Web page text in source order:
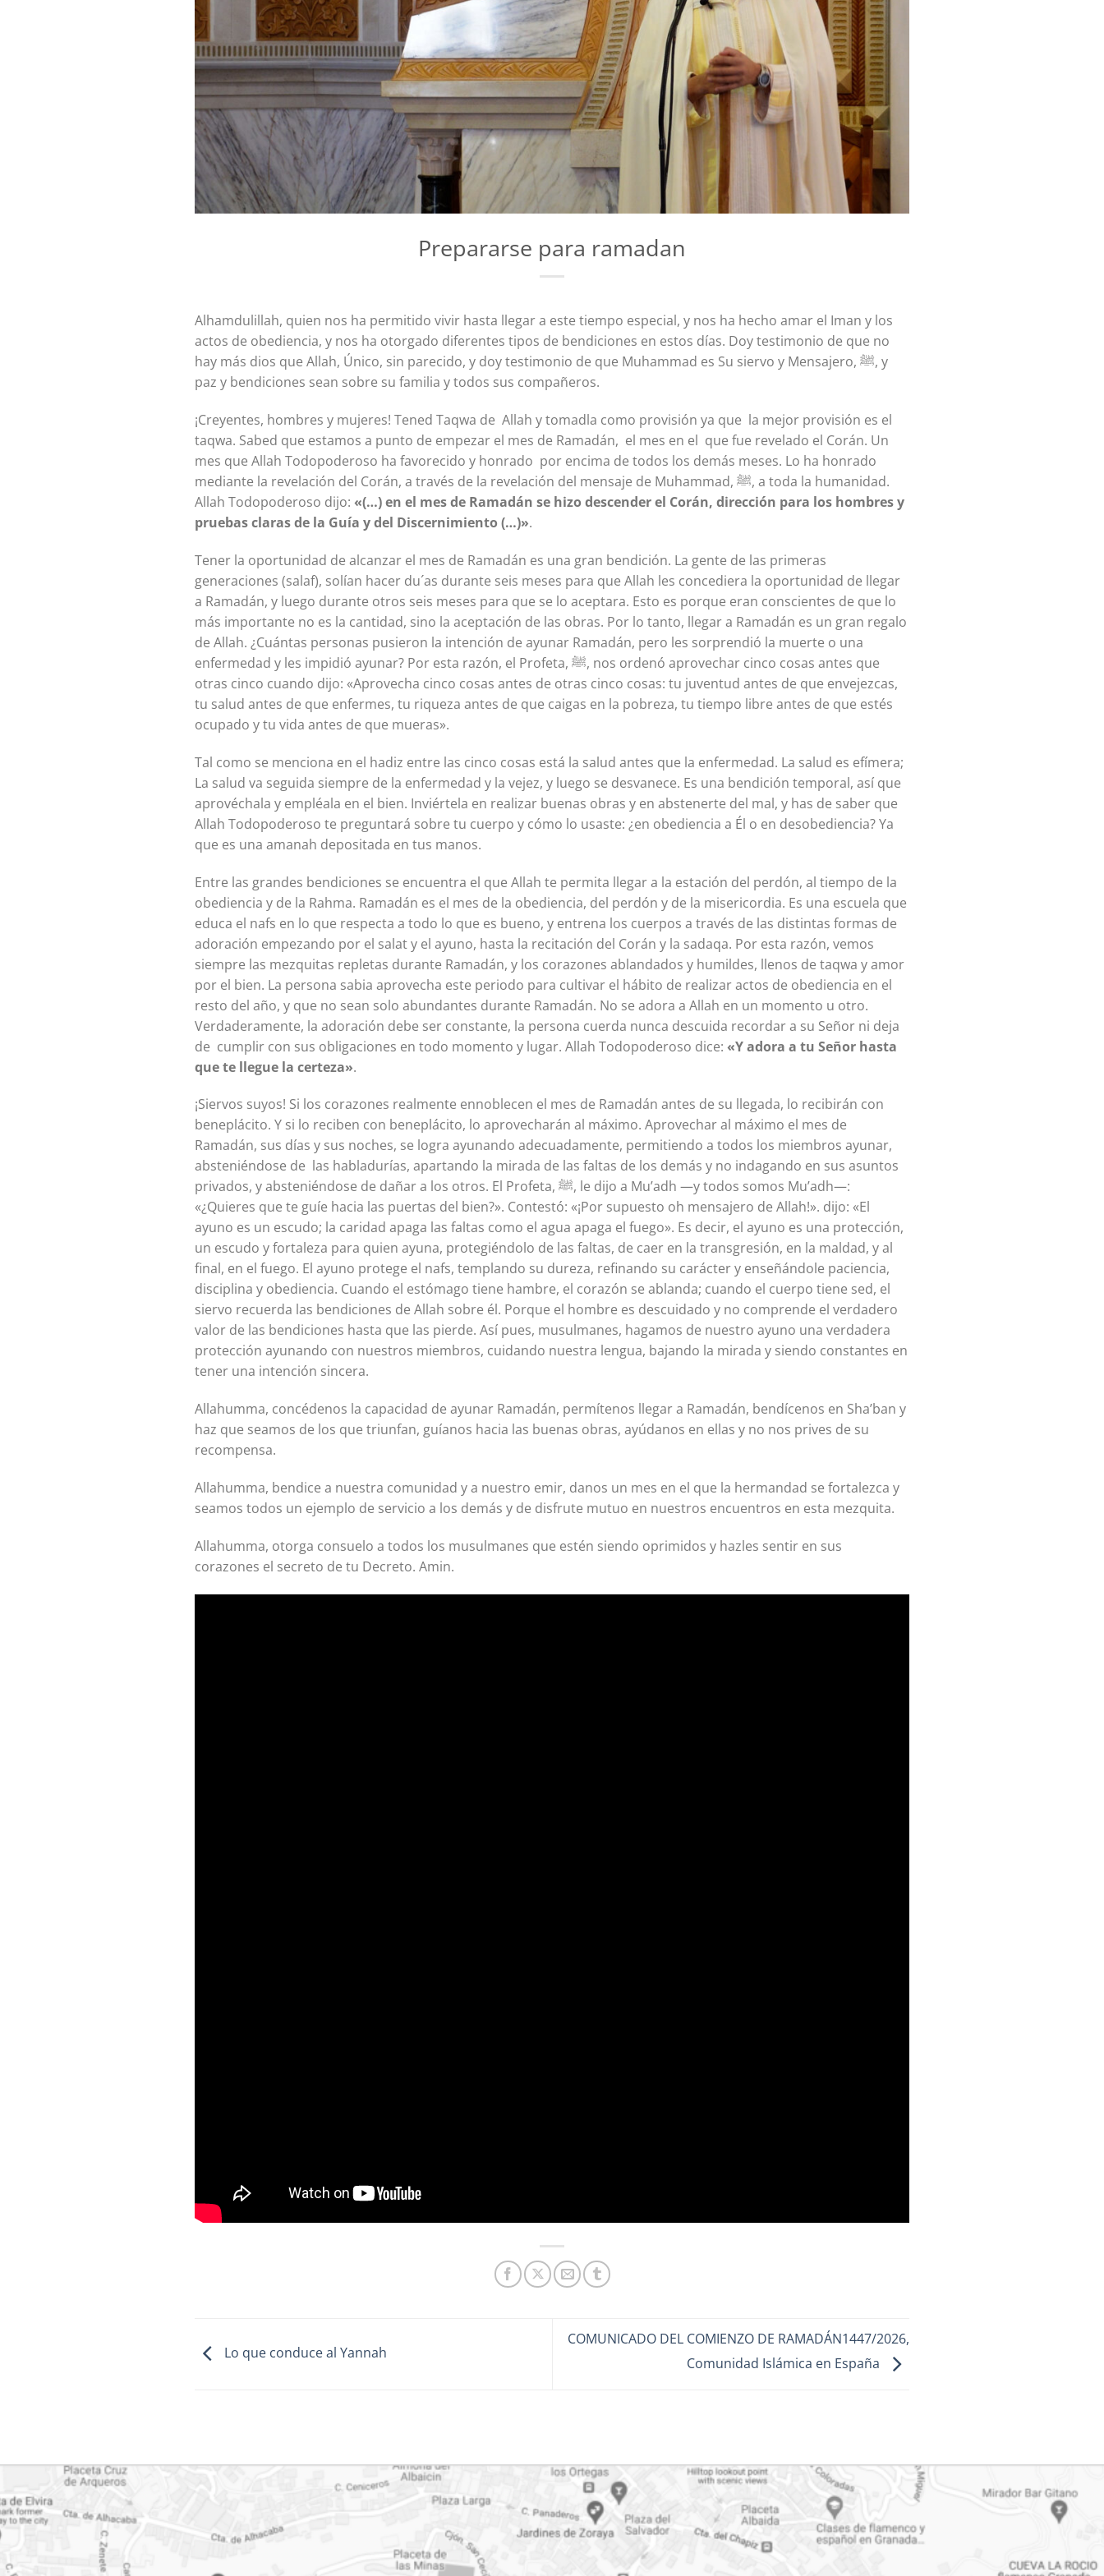
Prepararse para ramadan
Alhamdulillah, quien nos ha permitido vivir hasta llegar a este tiempo especial, y nos ha hecho amar el Iman y los
actos de obediencia, y nos ha otorgado diferentes tipos de bendiciones en estos días. Doy testimonio de que no
hay más dios que Allah, Único, sin parecido, y doy testimonio de que Muhammad es Su siervo y Mensajero, ﷺ, y
paz y bendiciones sean sobre su familia y todos sus compañeros.
¡Creyentes, hombres y mujeres! Tened Taqwa de Allah y tomadla como provisión ya que la mejor provisión es el
taqwa. Sabed que estamos a punto de empezar el mes de Ramadán, el mes en el que fue revelado el Corán. Un
mes que Allah Todopoderoso ha favorecido y honrado por encima de todos los demás meses. Lo ha honrado
mediante la revelación del Corán, a través de la revelación del mensaje de Muhammad, ﷺ, a toda la humanidad.
Allah Todopoderoso dijo: «(…) en el mes de Ramadán se hizo descender el Corán, dirección para los hombres y
pruebas claras de la Guía y del Discernimiento (…)».
Tener la oportunidad de alcanzar el mes de Ramadán es una gran bendición. La gente de las primeras
generaciones (salaf), solían hacer du´as durante seis meses para que Allah les concediera la oportunidad de llegar
a Ramadán, y luego durante otros seis meses para que se lo aceptara. Esto es porque eran conscientes de que lo
más importante no es la cantidad, sino la aceptación de las obras. Por lo tanto, llegar a Ramadán es un gran regalo
de Allah. ¿Cuántas personas pusieron la intención de ayunar Ramadán, pero les sorprendió la muerte o una
enfermedad y les impidió ayunar? Por esta razón, el Profeta, ﷺ, nos ordenó aprovechar cinco cosas antes que
otras cinco cuando dijo: «Aprovecha cinco cosas antes de otras cinco cosas: tu juventud antes de que envejezcas,
tu salud antes de que enfermes, tu riqueza antes de que caigas en la pobreza, tu tiempo libre antes de que estés
ocupado y tu vida antes de que mueras».
Tal como se menciona en el hadiz entre las cinco cosas está la salud antes que la enfermedad. La salud es efímera;
La salud va seguida siempre de la enfermedad y la vejez, y luego se desvanece. Es una bendición temporal, así que
aprovéchala y empléala en el bien. Inviértela en realizar buenas obras y en abstenerte del mal, y has de saber que
Allah Todopoderoso te preguntará sobre tu cuerpo y cómo lo usaste: ¿en obediencia a Él o en desobediencia? Ya
que es una amanah depositada en tus manos.
Entre las grandes bendiciones se encuentra el que Allah te permita llegar a la estación del perdón, al tiempo de la
obediencia y de la Rahma. Ramadán es el mes de la obediencia, del perdón y de la misericordia. Es una escuela que
educa el nafs en lo que respecta a todo lo que es bueno, y entrena los cuerpos a través de las distintas formas de
adoración empezando por el salat y el ayuno, hasta la recitación del Corán y la sadaqa. Por esta razón, vemos
siempre las mezquitas repletas durante Ramadán, y los corazones ablandados y humildes, llenos de taqwa y amor
por el bien. La persona sabia aprovecha este periodo para cultivar el hábito de realizar actos de obediencia en el
resto del año, y que no sean solo abundantes durante Ramadán. No se adora a Allah en un momento u otro.
Verdaderamente, la adoración debe ser constante, la persona cuerda nunca descuida recordar a su Señor ni deja
de cumplir con sus obligaciones en todo momento y lugar. Allah Todopoderoso dice: «Y adora a tu Señor hasta
que te llegue la certeza».
¡Siervos suyos! Si los corazones realmente ennoblecen el mes de Ramadán antes de su llegada, lo recibirán con
beneplácito. Y si lo reciben con beneplácito, lo aprovecharán al máximo. Aprovechar al máximo el mes de
Ramadán, sus días y sus noches, se logra ayunando adecuadamente, permitiendo a todos los miembros ayunar,
absteniéndose de las habladurías, apartando la mirada de las faltas de los demás y no indagando en sus asuntos
privados, y absteniéndose de dañar a los otros. El Profeta, ﷺ, le dijo a Mu’adh —y todos somos Mu’adh—:
«¿Quieres que te guíe hacia las puertas del bien?». Contestó: «¡Por supuesto oh mensajero de Allah!». dijo: «El
ayuno es un escudo; la caridad apaga las faltas como el agua apaga el fuego». Es decir, el ayuno es una protección,
un escudo y fortaleza para quien ayuna, protegiéndolo de las faltas, de caer en la transgresión, en la maldad, y al
final, en el fuego. El ayuno protege el nafs, templando su dureza, refinando su carácter y enseñándole paciencia,
disciplina y obediencia. Cuando el estómago tiene hambre, el corazón se ablanda; cuando el cuerpo tiene sed, el
siervo recuerda las bendiciones de Allah sobre él. Porque el hombre es descuidado y no comprende el verdadero
valor de las bendiciones hasta que las pierde. Así pues, musulmanes, hagamos de nuestro ayuno una verdadera
protección ayunando con nuestros miembros, cuidando nuestra lengua, bajando la mirada y siendo constantes en
tener una intención sincera.
Allahumma, concédenos la capacidad de ayunar Ramadán, permítenos llegar a Ramadán, bendícenos en Sha’ban y
haz que seamos de los que triunfan, guíanos hacia las buenas obras, ayúdanos en ellas y no nos prives de su
recompensa.
Allahumma, bendice a nuestra comunidad y a nuestro emir, danos un mes en el que la hermandad se fortalezca y
seamos todos un ejemplo de servicio a los demás y de disfrute mutuo en nuestros encuentros en esta mezquita.
Allahumma, otorga consuelo a todos los musulmanes que estén siendo oprimidos y hazles sentir en sus
corazones el secreto de tu Decreto. Amin.
Lo que conduce al Yannah
COMUNICADO DEL COMIENZO DE RAMADÁN1447/2026,
Comunidad Islámica en España